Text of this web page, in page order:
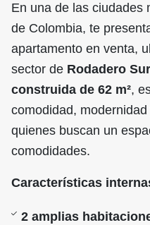
En una de las ciudades
de Colombia, te
apartamento en venta,
sector de Rodadero Sur
construida de 62 m²,
comodidad,
quienes buscan un
comodidades.
Características
2 amplias